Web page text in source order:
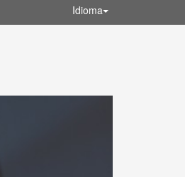
Idioma